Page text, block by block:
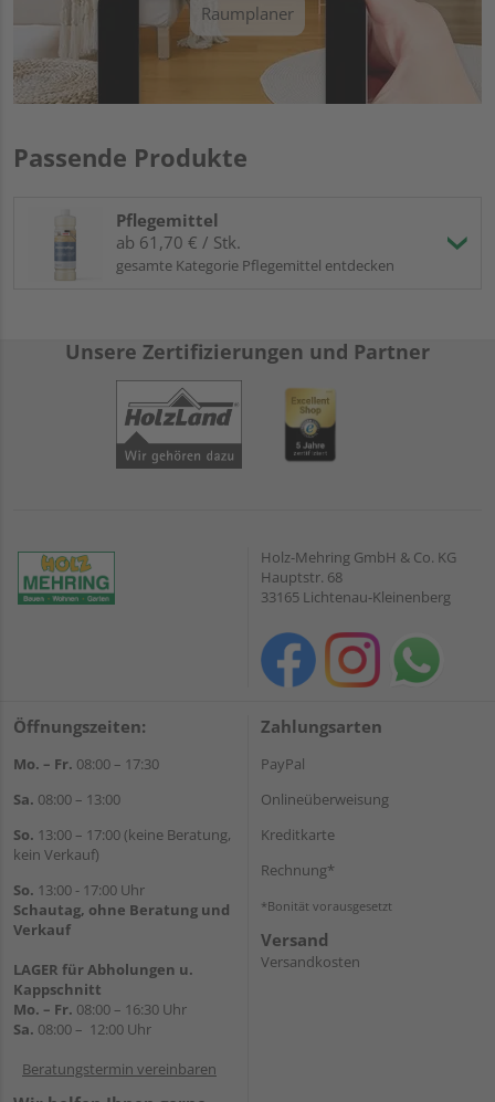
Raumplaner
Passende Produkte
Pflegemittel
ab 61,70 € / Stk.
gesamte Kategorie Pflegemittel entdecken
Unsere Zertifizierungen und Partner
Holz-Mehring GmbH & Co. KG
Hauptstr. 68
33165 Lichtenau-Kleinenberg
Öffnungszeiten:
Mo. – Fr. 08:00 – 17:30
Sa. 08:00 – 13:00
So. 13:00 – 17:00 (keine Beratung,
kein Verkauf)
So. 13:00 - 17:00 Uhr
Schautag, ohne Beratung und
Verkauf
LAGER für Abholungen u.
Kappschnitt
Mo. – Fr. 08:00 – 16:30 Uhr
Sa. 08:00 – 12:00 Uhr
Beratungstermin vereinbaren
Zahlungsarten
PayPal
Onlineüberweisung
Kreditkarte
Rechnung*
*Bonität vorausgesetzt
Versand
Versandkosten